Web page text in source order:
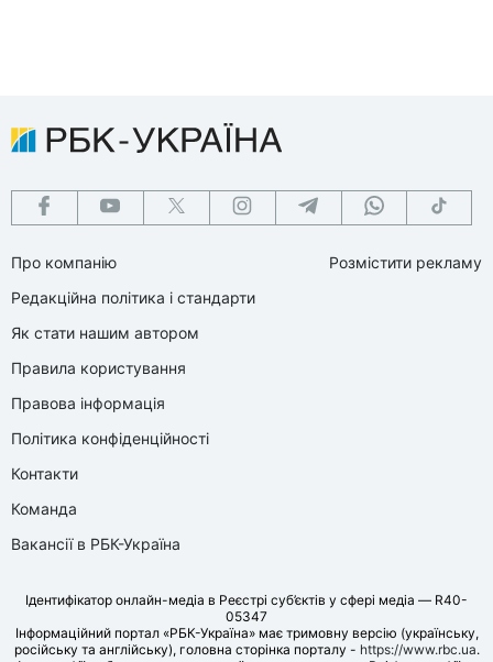
Про компанію
Редакційна політика і стандарти
Як стати нашим автором
Правила користування
Правова інформація
Політика конфіденційності
Контакти
Команда
Вакансії в РБК-Україна
Розмістити рекламу
Ідентифікатор онлайн-медіа в Реєстрі суб’єктів у сфері медіа — R40-
05347
Інформаційний портал «РБК-Україна» має тримовну версію (українську,
російську та англійську), головна сторінка порталу - https://www.rbc.ua.